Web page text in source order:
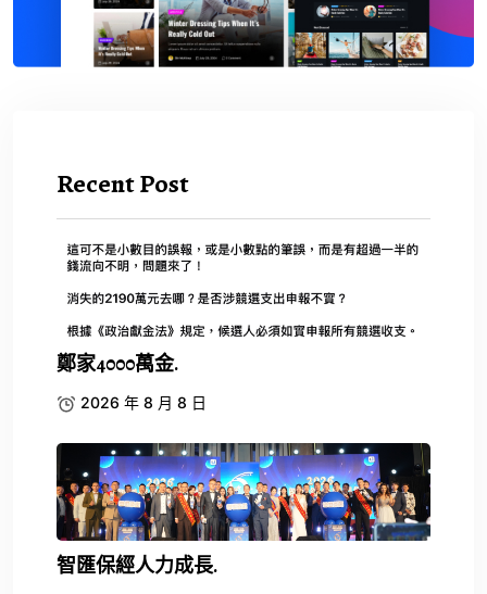
Recent Post
鄭家4000萬金.
2026 年 8 月 8 日
智匯保經人力成長.